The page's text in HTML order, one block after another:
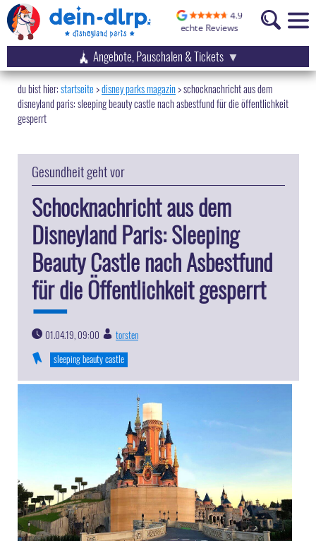
Angebote, Pauschalen & Tickets
startseite disney parks magazin>schocknachricht aus dem
disneyland paris: sleeping beauty castle nach asbestfund für die öffentlichkeit
gesperrt
Gesundheit geht vor
Schocknachricht aus dem
Disneyland Paris: Sleeping
Beauty Castle nach Asbestfund
für die Öffentlichkeit gesperrt
01.04.19, 09:00
torsten
sleeping beauty castle